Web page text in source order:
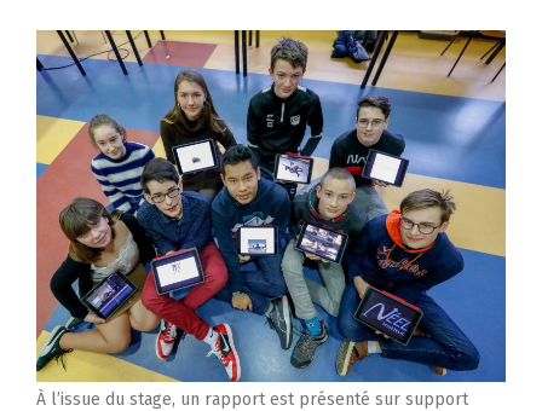
À l’issue du stage, un rapport est présenté sur support